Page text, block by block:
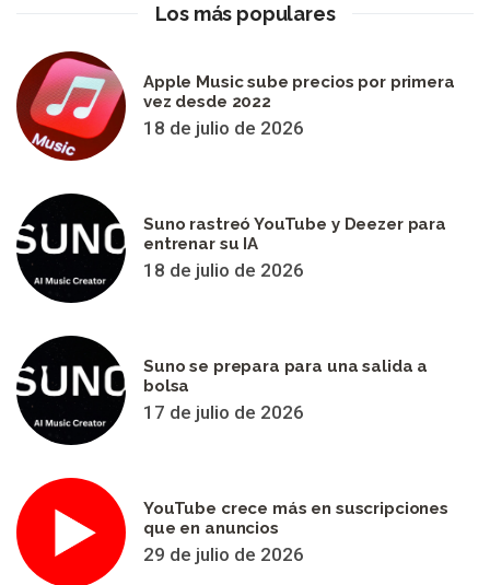
Los más populares
Apple Music sube precios por primera
vez desde 2022
18 de julio de 2026
Suno rastreó YouTube y Deezer para
entrenar su IA
18 de julio de 2026
Suno se prepara para una salida a
bolsa
17 de julio de 2026
YouTube crece más en suscripciones
que en anuncios
29 de julio de 2026